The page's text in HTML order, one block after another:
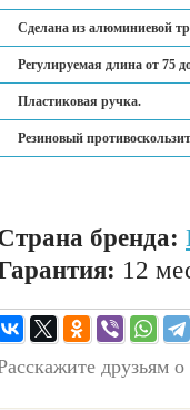
Сделана из алюминиевой
Регулируемая длина от 75
Пластиковая ручка.
Резиновый
бренда:
12
друзьям